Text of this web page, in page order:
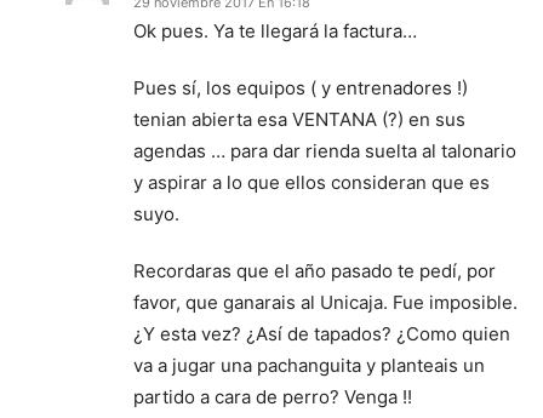
Ok pues. Ya te llegará la factura…
Pues sí, los equipos ( y entrenadores !)
tenian abierta esa VENTANA (?) en sus
agendas … para dar rienda suelta al talonario
y aspirar a lo que ellos consideran que es
suyo.
Recordaras que el año pasado te pedí, por
favor, que ganarais al Unicaja. Fue imposible.
¿Y esta vez? ¿Así de tapados? ¿Como quien
va a jugar una pachanguita y planteais un
partido a cara de perro? Venga !!